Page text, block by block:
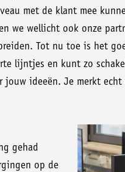
met de klant mee
we wellicht ook onze
Tot nu toe is het
lijntjes en kunt zo
jouw ideeën. Je merkt
gehad
op de